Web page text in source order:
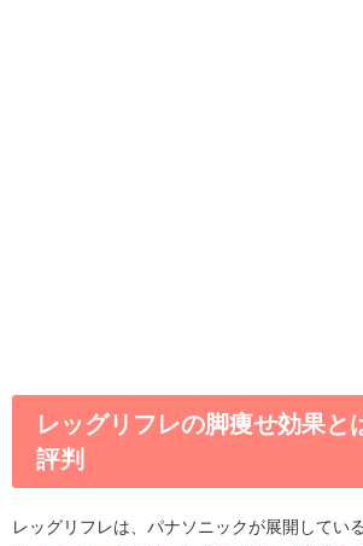
レッグリフレの脚痩せ効果と
評判
レッグリフレは、パナソニックが展開してい